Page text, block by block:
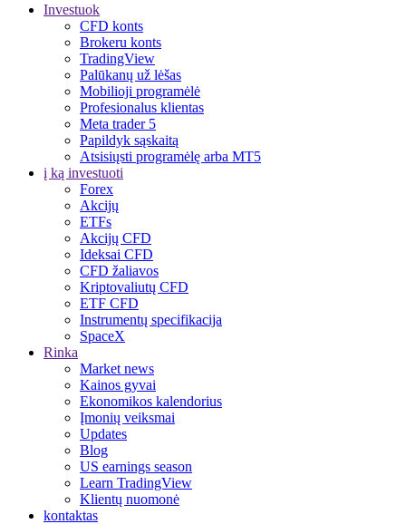
Investuok
CFD konts
Brokeru konts
TradingView
Palūkanų už lėšas
Mobilioji programėlė
Profesionalus klientas
Meta trader 5
Papildyk sąskaitą
Atsisiųsti programėlę arba MT5
į ką investuoti
Forex
Akcijų
ETFs
Akcijų CFD
Ideksai CFD
CFD žaliavos
Kriptovaliutų CFD
ETF CFD
Instrumentų specifikacija
SpaceX
Rinka
Market news
Kainos gyvai
Ekonomikos kalendorius
Įmonių veiksmai
Updates
Blog
US earnings season
Learn TradingView
Klientų nuomonė
kontaktas